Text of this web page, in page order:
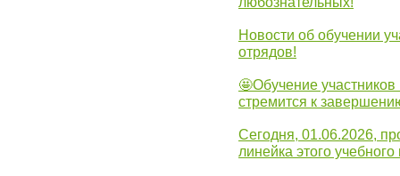
Новости об обучении
отрядов!
🤩Обучение участников
стремится к
Сегодня, 01.06.2026,
линейка этого учебного